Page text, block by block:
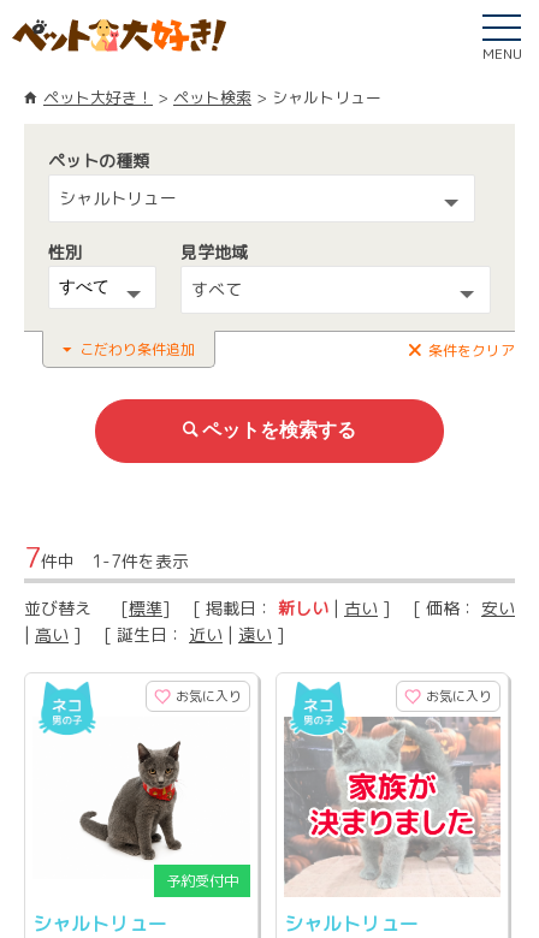
MENU
ペット大好き！ ペット検索 シャルトリュー
ペットの種類
シャルトリュー
性別
見学地域
すべて
こだわり条件追加 条件をクリア
7件中 1-7件を表示
並び替え [標準] [ 掲載日： 新しい | 古い ] [ 価格： 安い
| 高い ] [ 誕生日： 近い | 遠い ]
お気に入り
シャルトリュー
お気に入り
シャルトリュー